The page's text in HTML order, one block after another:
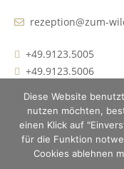
rezeption@zum-
+49.9123.5005
+49.9123.5006
Diese Website
nutzen möchten,
einen Klick auf
für die Funktion
Cookies ablehnen